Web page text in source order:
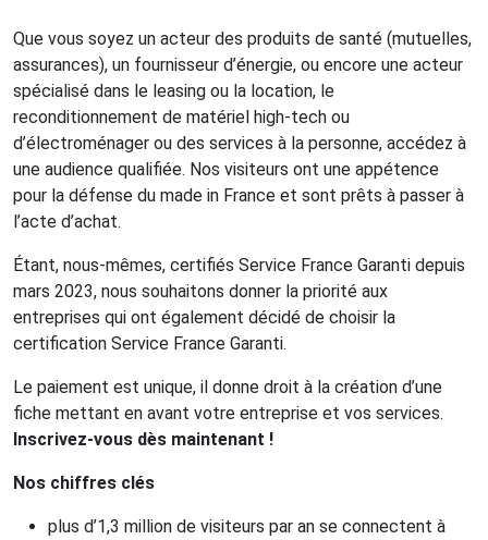
Que vous soyez un acteur des produits de santé (mutuelles,
assurances), un fournisseur d’énergie, ou encore une acteur
spécialisé dans le leasing ou la location, le
reconditionnement de matériel high-tech ou
d’électroménager ou des services à la personne, accédez à
une audience qualifiée. Nos visiteurs ont une appétence
pour la défense du made in France et sont prêts à passer à
l’acte d’achat.
Étant, nous-mêmes, certifiés Service France Garanti depuis
mars 2023, nous souhaitons donner la priorité aux
entreprises qui ont également décidé de choisir la
certification Service France Garanti.
Le paiement est unique, il donne droit à la création d’une
fiche mettant en avant votre entreprise et vos services.
Inscrivez-vous dès maintenant !
Nos chiffres clés
plus d’1,3 million de visiteurs par an se connectent à